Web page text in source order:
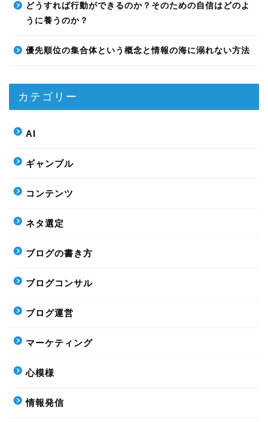
どうすれば行動ができるのか？そのための自信はどのよ
うに養うのか？
優先順位の集合体という概念と情報の海に溺れない方法
カテゴリー
AI
ギャンブル
コンテンツ
ネタ選定
ブログの書き方
ブログコンサル
ブログ運営
マーケティング
心模様
情報発信